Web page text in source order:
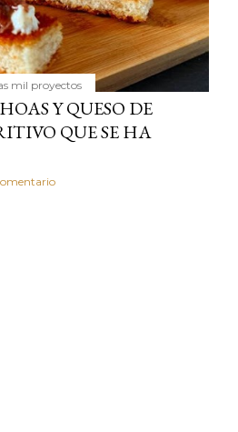
mil proyectos
Y QUESO DE
QUE SE HA